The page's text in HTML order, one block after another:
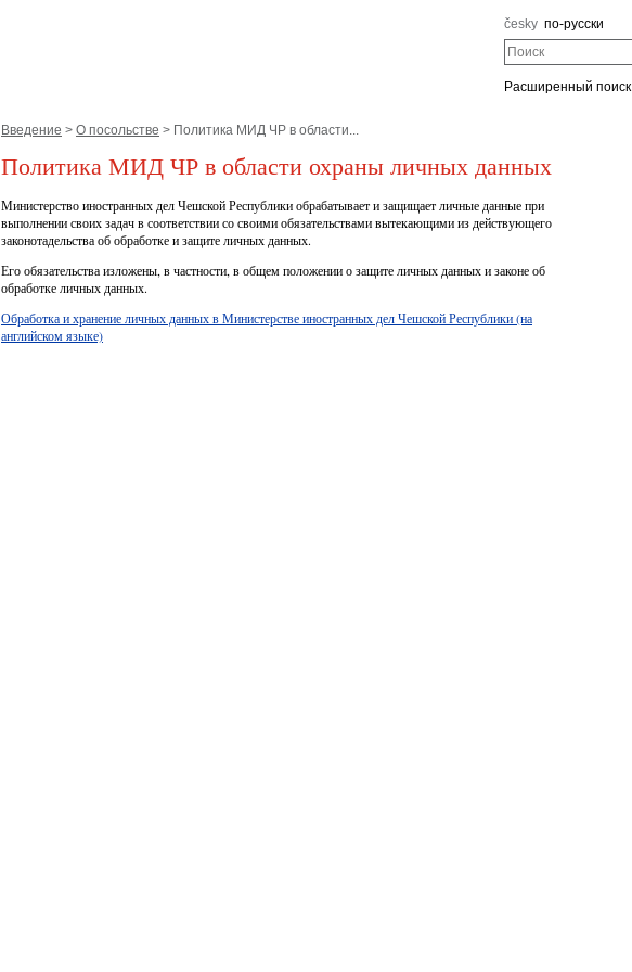
česky по-русски
Поиск
Расширенный поиск
Введение > О посольстве > Политика МИД ЧР в области...
Политика МИД ЧР в области охраны личных данных
Министерство иностранных дел Чешской Республики обрабатывает и защищает личные данные при
выполнении своих задач в соответствии со своими обязательствами вытекающими из действующего
законотадельства об обработке и защите личных данных.
Его обязательства изложены, в частности, в общем положении о защите личных данных и законе об
обработке личных данных.
Обработка и хранение личных данных в Министерстве иностранных дел Чешской Республики (на
английском языке)